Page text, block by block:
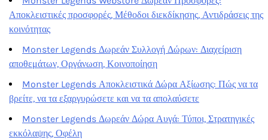
Αποκλειστικές προσφορές, Μέθοδοι διεκδίκησης, Αντιδράσεις της
κοινότητας
Monster Legends Δωρεάν Συλλογή Δώρων: Διαχείριση
αποθεμάτων, Οργάνωση, Κοινοποίηση
Monster Legends Αποκλειστικά Δώρα Αξίωσης: Πώς να τα
βρείτε, να τα εξαργυρώσετε και να τα απολαύσετε
Monster Legends Δωρεάν Δώρα Αυγά: Τύποι, Στρατηγικές
εκκόλαψης, Οφέλη